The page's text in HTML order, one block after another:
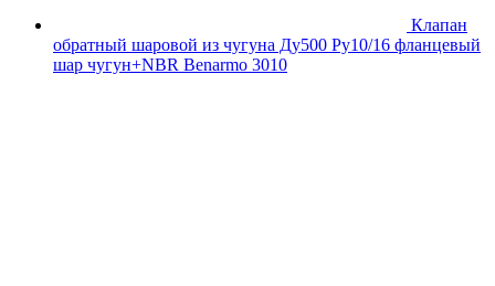
Клапан
обратный шаровой из чугуна Ду500 Ру10/16 фланцевый
шар чугун+NBR Benarmo 3010